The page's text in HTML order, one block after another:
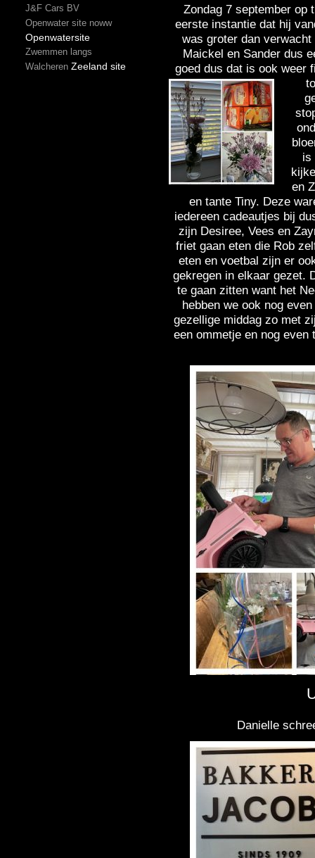
J&F Cars BV
Openwater site noww
Openwatersite
Zwemmen langs
WalcherenZeeland site
Zondag 7 september op
eerste instantie dat hij
was groter dan
Maickel en Sander dus
goed dus dat is ook weer
is
en
en tante Tiny. Deze
iedereen cadeautjes bij
zijn Desiree, Vees en
friet gaan eten die Rob
eten en voetbal zijn er
gekregen in elkaar gezet.
te gaan zitten want het
hebben we ook nog
gezellige middag zo met
een ommetje en nog
Danielle